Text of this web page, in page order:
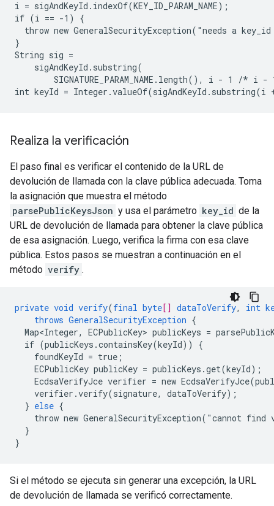
i = sigAndKeyId.indexOf(KEY_ID_PARAM_NAME);
if (i == -1) {
throw new GeneralSecurityException("needs a
}
String sig =
    sigAndKeyId.substring(
SIGNATURE_PARAM_NAME.length(), i - 1 /* i -
Realiza la verificación
El paso final es verificar el contenido de la URL de
devolución de llamada con la clave pública adecuada. Toma
la asignación que muestra el método
parsePublicKeysJson y usa el parámetro key_id de la
URL de devolución de llamada para obtener la clave pública
de esa asignación. Luego, verifica la firma con esa clave
pública. Estos pasos se muestran a continuación en el
método verify .
private void verify(final byte[] dataToVerify, int
throws GeneralSecurityException {
Map<Integer,
ECPublicKey> publicKeys =
if (publicKeys.containsKey(keyId))
{
foundKeyId = true ;
ECPublicKey publicKey = publicKeys.get(keyId) ;
EcdsaVerifyJce verifier = new
verifier.verify(signature,
dataToVerify) ;
} else {
throw new GeneralSecurityException("cannot find
}
}
Si el método se ejecuta sin generar una excepción, la URL
de devolución de llamada se verificó correctamente.